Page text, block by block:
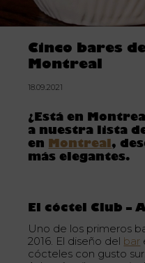
Cinco bares
Montreal
18.09.2021
¿Está en
a nuestra lista
en
Montreal ,
más elegantes.
El cóctel Club –
Uno de los primeros
2016. El diseño del bar
cócteles con gusto